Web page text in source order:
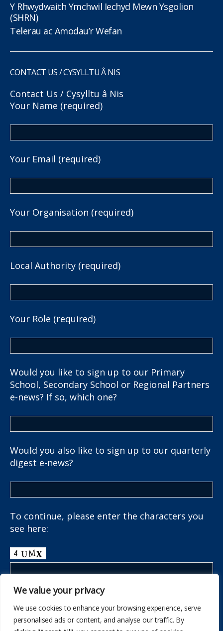
We value your privacy
We use cookies to enhance your browsing experience, serve
personalised ads or content, and analyse our traffic. By
Y Rhwydwaith Ymchwil Iechyd Mewn Ysgolion
(SHRN)
Telerau ac Amodau’r Wefan
CONTACT US / CYSYLLTU Â NIS
Contact Us / Cysylltu â Nis
Your Name (required)
Your Email (required)
Your Organisation (required)
Local Authority (required)
Your Role (required)
Would you like to sign up to our Primary
School, Secondary School or Regional Partners
e-news? If so, which one?
Would you also like to sign up to our quarterly
digest e-news?
To continue, please enter the characters you
see here: